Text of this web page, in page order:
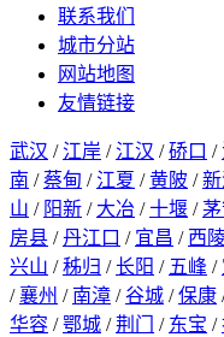
联系我们
城市分站
网站地图
友情链接
武汉 / 江岸 / 江汉 /硚口 /
南 /蔡甸 / 江夏 /黄陂 /新
山 / 阳新 / 大冶 /十堰 /
房县 /丹江口 / 宜昌 / 西
兴山 /秭归 /长阳 / 五峰 /
/襄州 / 南漳 /谷城 /保康
华容 /鄂城 /荆门 / 东宝 /